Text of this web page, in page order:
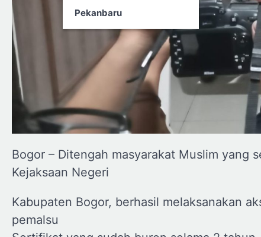
Pekanbaru
Bogor – Ditengah masyarakat Muslim yang
Kejaksaan Negeri
Kabupaten Bogor, berhasil melaksanakan
pemalsu